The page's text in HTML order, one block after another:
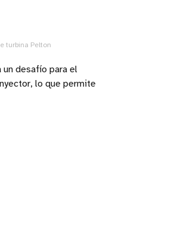
turbina Pelton
desafío para el
lo que permite